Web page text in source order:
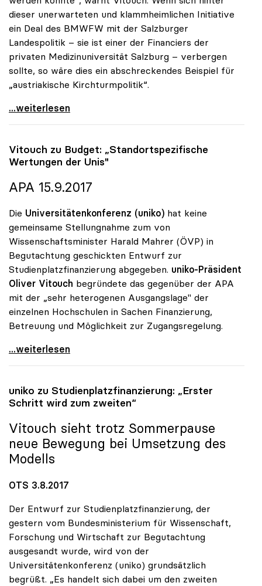
dieser unerwarteten und klammheimlichen Initiative
ein Deal des BMWFW mit der Salzburger
Landespolitik – sie ist einer der Financiers der
privaten Medizinuniversität Salzburg – verbergen
sollte, so wäre dies ein abschreckendes Beispiel für
„austriakische Kirchturmpolitik“.
uniko sieht in Zukauf von Medizinstudienplätzen
...weiterlesen
Vitouch zu Budget: „Standortspezifische
Wertungen der Unis"
APA 15.9.2017
Die Universitätenkonferenz (uniko) hat keine
gemeinsame Stellungnahme zum von
Wissenschaftsminister Harald Mahrer (ÖVP) in
Begutachtung geschickten Entwurf zur
Studienplatzfinanzierung abgegeben. uniko-Präsident
Oliver Vitouch begründete das gegenüber der APA
mit der „sehr heterogenen Ausgangslage" der
einzelnen Hochschulen in Sachen Finanzierung,
Betreuung und Möglichkeit zur Zugangsregelung.
Vitouch zu Budget: „Standortspezifische Wertungen
...weiterlesen
uniko zu Studienplatzfinanzierung: „Erster
Schritt wird zum zweiten“
Vitouch sieht trotz Sommerpause
neue Bewegung bei Umsetzung des
Modells
OTS 3.8.2017
Der Entwurf zur Studienplatzfinanzierung, der
gestern vom Bundesministerium für Wissenschaft,
Forschung und Wirtschaft zur Begutachtung
ausgesandt wurde, wird von der
Universitätenkonferenz (uniko) grundsätzlich
begrüßt. „Es handelt sich dabei um den zweiten